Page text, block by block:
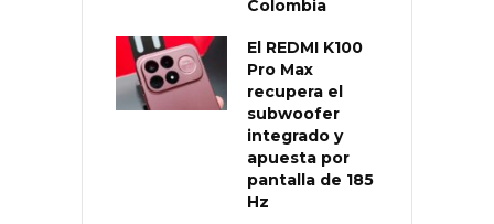
Colombia
El REDMI K100
Pro Max
recupera el
subwoofer
integrado y
apuesta por
pantalla de 185
Hz